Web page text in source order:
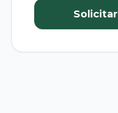
Solicitar